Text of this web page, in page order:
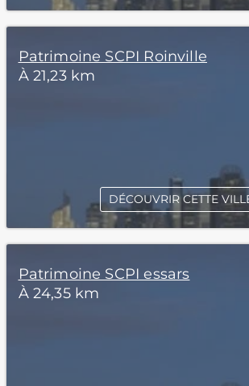
Patrimoine SCPI Roinville
À 21,23 km
DÉCOUVRIR CETTE
Patrimoine SCPI essars
À 24,35 km